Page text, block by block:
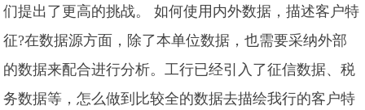
们提出了更高的挑战。 如何使用内外数据，描述客户特
征?在数据源方面，除了本单位数据，也需要采纳外部
的数据来配合进行分析。工行已经引入了征信数据、税
务数据等，怎么做到比较全的数据去描绘我行的客户特